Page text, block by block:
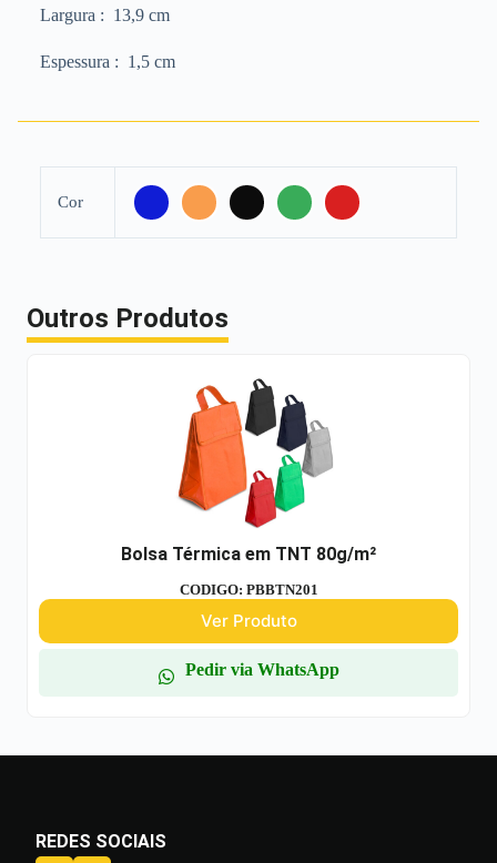
Largura : 13,9 cm
Espessura : 1,5 cm
Cor
Outros Produtos
Bolsa Térmica em TNT 80g/m²
CODIGO: PBBTN201
Ver Produto
Pedir via WhatsApp
REDES SOCIAIS